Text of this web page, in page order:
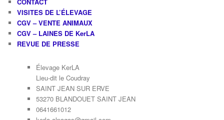
VISITES DE L’ÉLEVAGE
CGV – VENTE ANIMAUX
CGV – LAINES DE KerLA
REVUE DE PRESSE
Élevage KerLA
Lieu-dit le Coudray
SAINT JEAN SUR ERVE
53270 BLANDOUET SAINT JEAN
0641661012